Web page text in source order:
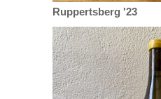
Ruppertsberg '23